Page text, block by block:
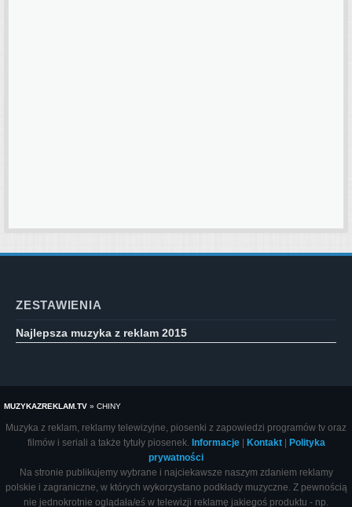
ZESTAWIENIA
Najlepsza muzyka z reklam 2015
MUZYKAZREKLAM.TV » CHINY
Muzyka z reklam, reklamy telewizyjne, piosenki z zapowiedzi programów tv oraz
filmów i seriali a także tytuły piosenek. Informacje| Kontakt|
Polityka
prywatności
Na stronie publikujemy wybrane i najciekawsze naszym zdaniem reklamy
polskie i zagraniczne, w których wykorzystano podkłady muzyczne. Z pewnością
nie jednokrotnie oglądała/eś w telewizji reklamę jakiegoś produktu - np.